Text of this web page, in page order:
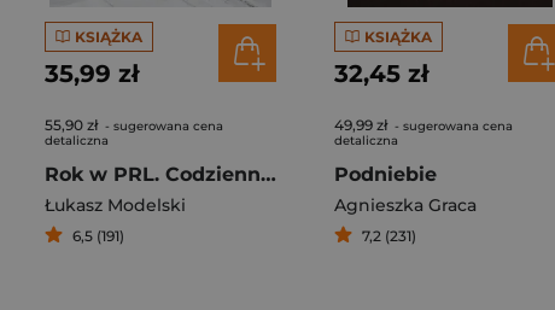
KSIĄŻKA
35,99 zł
55,90 zł - sugerowana cena
detaliczna
Rok w PRL. Codzienność na kartki
Łukasz Modelski
6,5 (191)
KSIĄŻKA
32,45 zł
49,99 zł - sugerowana cena
detaliczna
Podniebie
Agnieszka Graca
7,2 (231)